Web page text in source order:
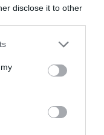
disclose it to other
or more Google
You may click to
third-party tags to
in below Google